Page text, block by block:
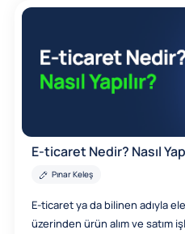
E-ticaret Nedir? Nasıl
Pınar Keleş
E-ticaret ya da bilinen adıyla
üzerinden ürün alım ve satım